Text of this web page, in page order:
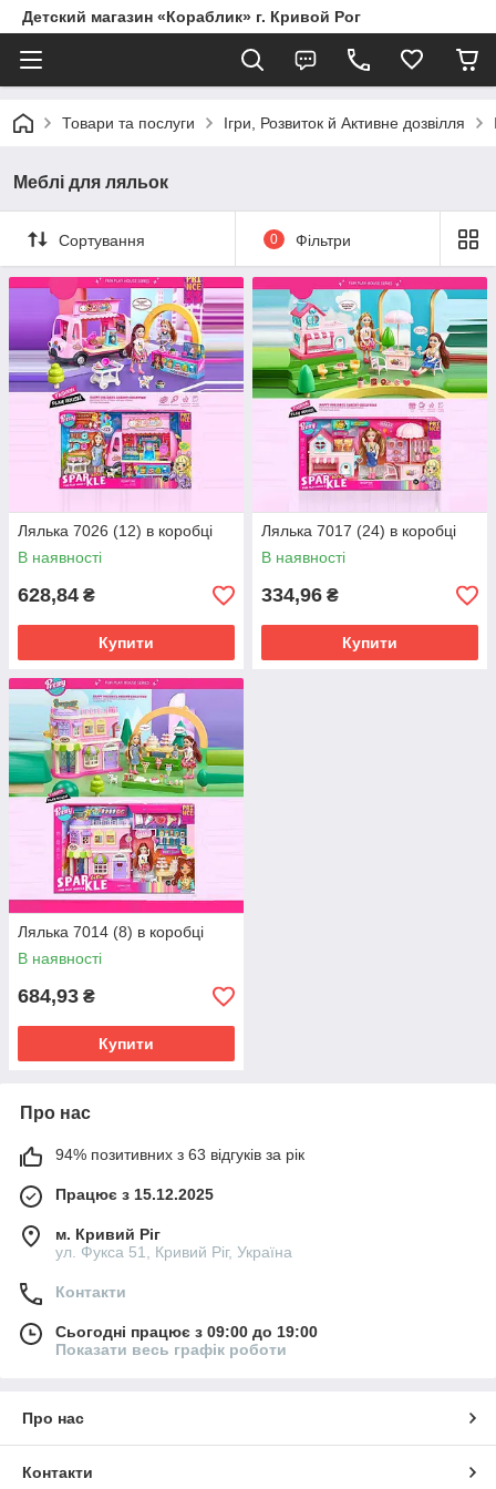
Детский магазин «Кораблик» г. Кривой Рог
Товари та послуги Ігри, Розвиток й Активне дозвілля
Меблі для ляльок
Сортування 0 Фільтри
Лялька 7026 (12) в коробці
В наявності
628,84 ₴
Купити
Лялька 7017 (24) в коробці
В наявності
334,96 ₴
Купити
Лялька 7014 (8) в коробці
В наявності
684,93 ₴
Купити
Про нас
94% позитивних з 63 відгуків за рік
Працює з 15.12.2025
м. Кривий Ріг
ул. Фукса 51, Кривий Ріг, Україна
Контакти
Сьогодні працює з 09:00 до 19:00
Показати весь графік роботи
Про нас
Контакти